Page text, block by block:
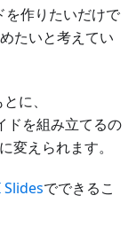
を作りたいだけで
たいと考えてい
に、
ドを組み立てるの
変えられます。
Slidesでできるこ